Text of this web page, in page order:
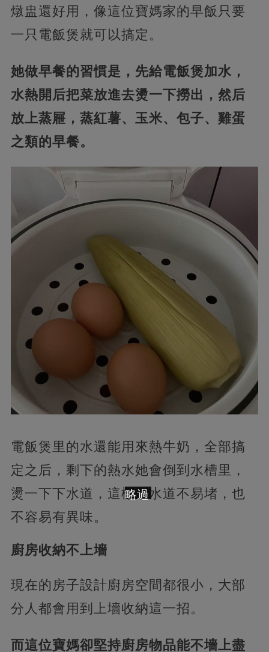
燉盅還好用，像這位寶媽家的早飯只要
一只電飯煲就可以搞定。
她做早餐的習慣是，先給電飯煲加水，
水熱開后把菜放進去燙一下撈出，然后
放上蒸屜，蒸紅薯、玉米、包子、雞蛋
之類的早餐。
電飯煲里的水還能用來熱牛奶，全部搞
定之后，剩下的熱水她會倒到水槽里，
燙一下下水道，這樣下水道不易堵，也
不容易有異味。
廚房收納不上墻
現在的房子設計廚房空間都很小，大部
分人都會用到上墻收納這一招。
而這位寶媽卻堅持廚房物品能不墻上盡
略過